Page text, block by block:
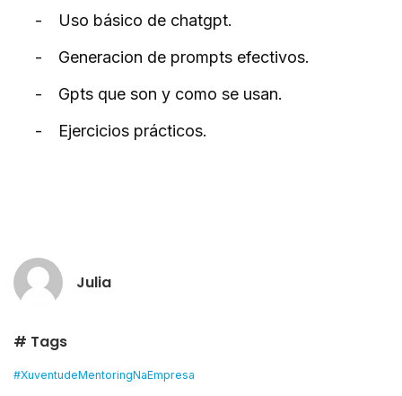
# Tags
#XuventudeMentoringNaEmpresa
-
Uso básico de chatgpt.
-
Generacion de prompts efectivos.
-
Gpts que son y como se usan.
-
Ejercicios prácticos.
Julia